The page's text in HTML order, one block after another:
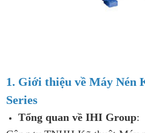
1. Giới thiệu về Máy
Series
Tổng quan về IHI Group: